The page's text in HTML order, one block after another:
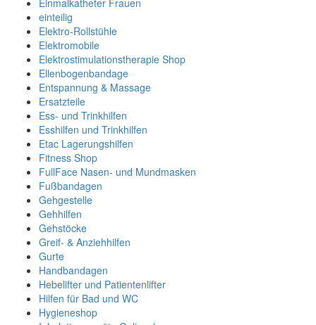
Einmalkatheter Frauen
einteilig
Elektro-Rollstühle
Elektromobile
Elektrostimulationstherapie Shop
Ellenbogenbandage
Entspannung & Massage
Ersatzteile
Ess- und Trinkhilfen
Esshilfen und Trinkhilfen
Etac Lagerungshilfen
Fitness Shop
FullFace Nasen- und Mundmasken
Fußbandagen
Gehgestelle
Gehhilfen
Gehstöcke
Greif- & Anziehhilfen
Gurte
Handbandagen
Hebelifter und Patientenlifter
Hilfen für Bad und WC
Hygieneshop